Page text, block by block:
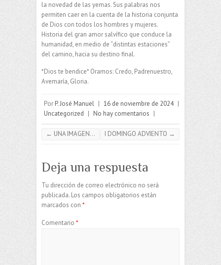
la novedad de las yemas. Sus palabras nos
permiten caer en la cuenta de la historia conjunta
de Dios con todos los hombres y mujeres.
Historia del gran amor salvífico que conduce la
humanidad, en medio de “distintas estaciones”
del camino, hacia su destino final.
*Dios te bendice* Oramos: Credo, Padrenuestro,
Avemaría, Gloria.
Por P. José Manuel | 16 de noviembre de 2024 |
Uncategorized | No hay comentarios |
← UNA IMAGEN… I DOMINGO ADVIENTO →
Deja una respuesta
Tu dirección de correo electrónico no será
publicada. Los campos obligatorios están
marcados con *
Comentario *